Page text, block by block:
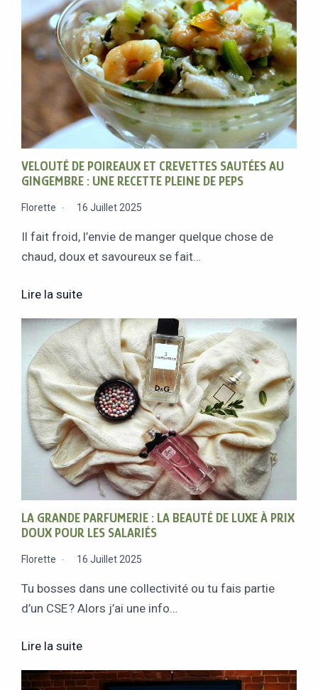
VELOUTÉ DE POIREAUX ET CREVETTES SAUTÉES AU
GINGEMBRE : UNE RECETTE PLEINE DE PEPS
Florette 16 Juillet 2025
Il fait froid, l’envie de manger quelque chose de
chaud, doux et savoureux se fait…
Lire la suite
LA GRANDE PARFUMERIE : LA BEAUTÉ DE LUXE À PRIX
DOUX POUR LES SALARIÉS
Florette 16 Juillet 2025
Tu bosses dans une collectivité ou tu fais partie
d’un CSE ? Alors j’ai une info…
Lire la suite